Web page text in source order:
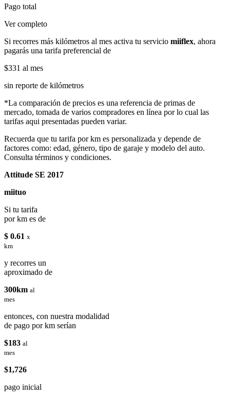
Pago total
Ver completo
Si recorres más kilómetros al mes activa tu servicio miiflex, ahora
pagarás una tarifa preferencial de
$331 al mes
sin reporte de kilómetros
*La comparación de precios es una referencia de primas de
mercado, tomada de varios compradores en línea por lo cual las
tarifas aqui presentadas pueden variar.
Recuerda que tu tarifa por km es personalizada y depende de
factores como: edad, género, tipo de garaje y modelo del auto.
Consulta términos y condiciones.
Attitude SE 2017
miituo
Si tu tarifa
por km es de
$ 0.61 x
km
y recorres un
aproximado de
300km al
mes
entonces, con nuestra modalidad
de pago por km serían
$183 al
mes
$1,726
pago inicial